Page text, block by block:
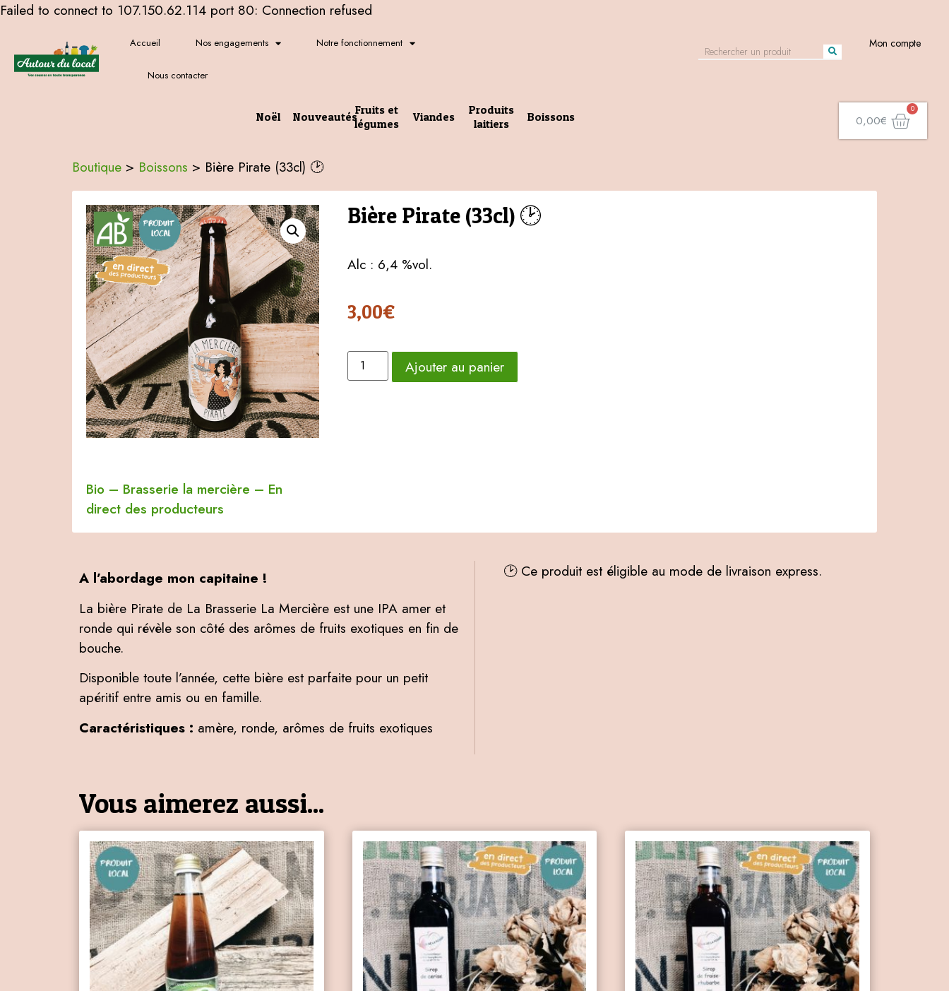
Failed to connect to 107.150.62.114 port 80: Connection refused
Accueil Nos engagements Notre fonctionnement
Nous contacter
Mon compte
Noël NouveautésFruits et
légumes
Viandes
Produits
laitiers
Boissons 0,00€
Boutique > Boissons > Bière Pirate (33cl) 🕑
Bio – Brasserie la mercière – En
direct des producteurs
Bière Pirate (33cl) 🕑
Alc : 6,4 %vol.
3,00€
Ajouter au panier
A l’abordage mon capitaine !
La bière Pirate de La Brasserie La Mercière est une IPA amer et
ronde qui révèle son côté des arômes de fruits exotiques en fin de
bouche.
Disponible toute l’année, cette bière est parfaite pour un petit
apéritif entre amis ou en famille.
Caractéristiques : amère, ronde, arômes de fruits exotiques
🕑 Ce produit est éligible au mode de livraison express.
Vous aimerez aussi...